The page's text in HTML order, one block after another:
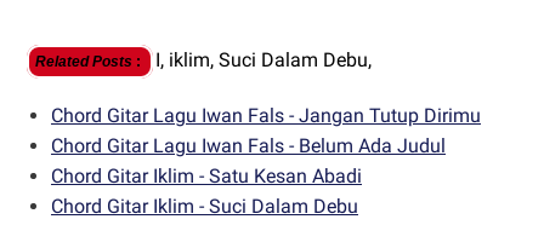
Related Posts : I, iklim, Suci Dalam Debu,
Chord Gitar Lagu Iwan Fals - Jangan Tutup Dirimu
Chord Gitar Lagu Iwan Fals - Belum Ada Judul
Chord Gitar Iklim - Satu Kesan Abadi
Chord Gitar Iklim - Suci Dalam Debu